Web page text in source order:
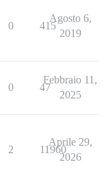
0 415
Agosto 6,
2019
0 47
Febbraio 11,
2025
2 11960
Aprile 29,
2026